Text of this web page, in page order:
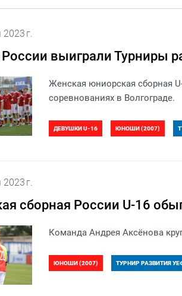
г.
выиграли Турниры
Женская юниорская сборная
соревнованиях в Волгограде.
ДЕВУШКИ U-16 ЮНОШИ (2007)
г.
сборная России U-16
Команда Андрея Аксёнова
ЮНОШИ (2007) ТУРНИР РАЗВИТИЯ